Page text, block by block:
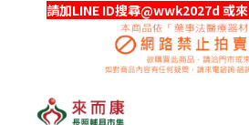
請加LINE ID搜尋@wwk2027d 或